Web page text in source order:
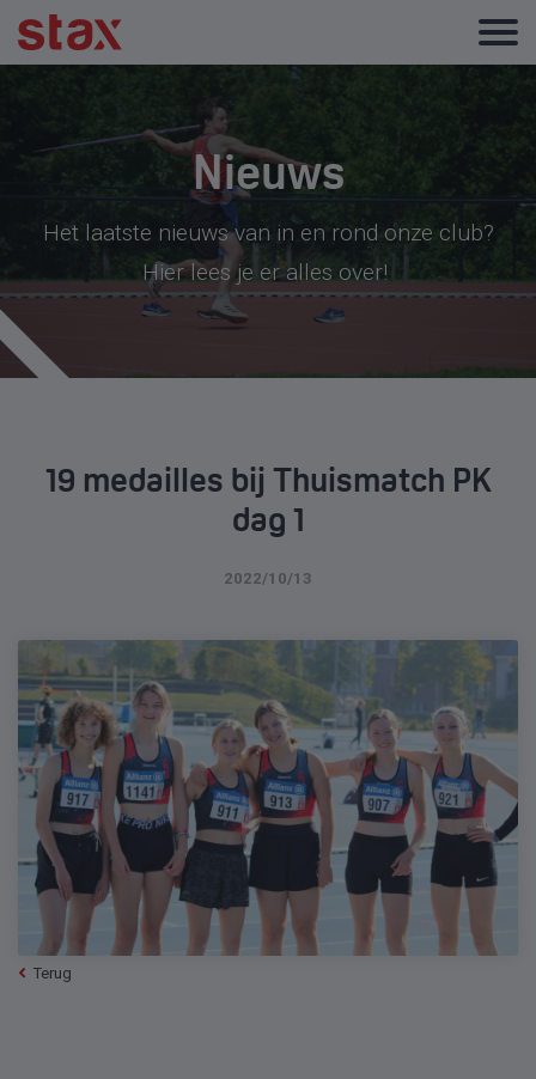
Nieuws
Het laatste nieuws van in en rond onze club?
Hier lees je er alles over!
19 medailles bij Thuismatch PK
dag 1
2022/10/13
Terug